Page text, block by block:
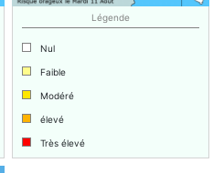
Légende
Nul
Faible
Modéré
élevé
Très élevé